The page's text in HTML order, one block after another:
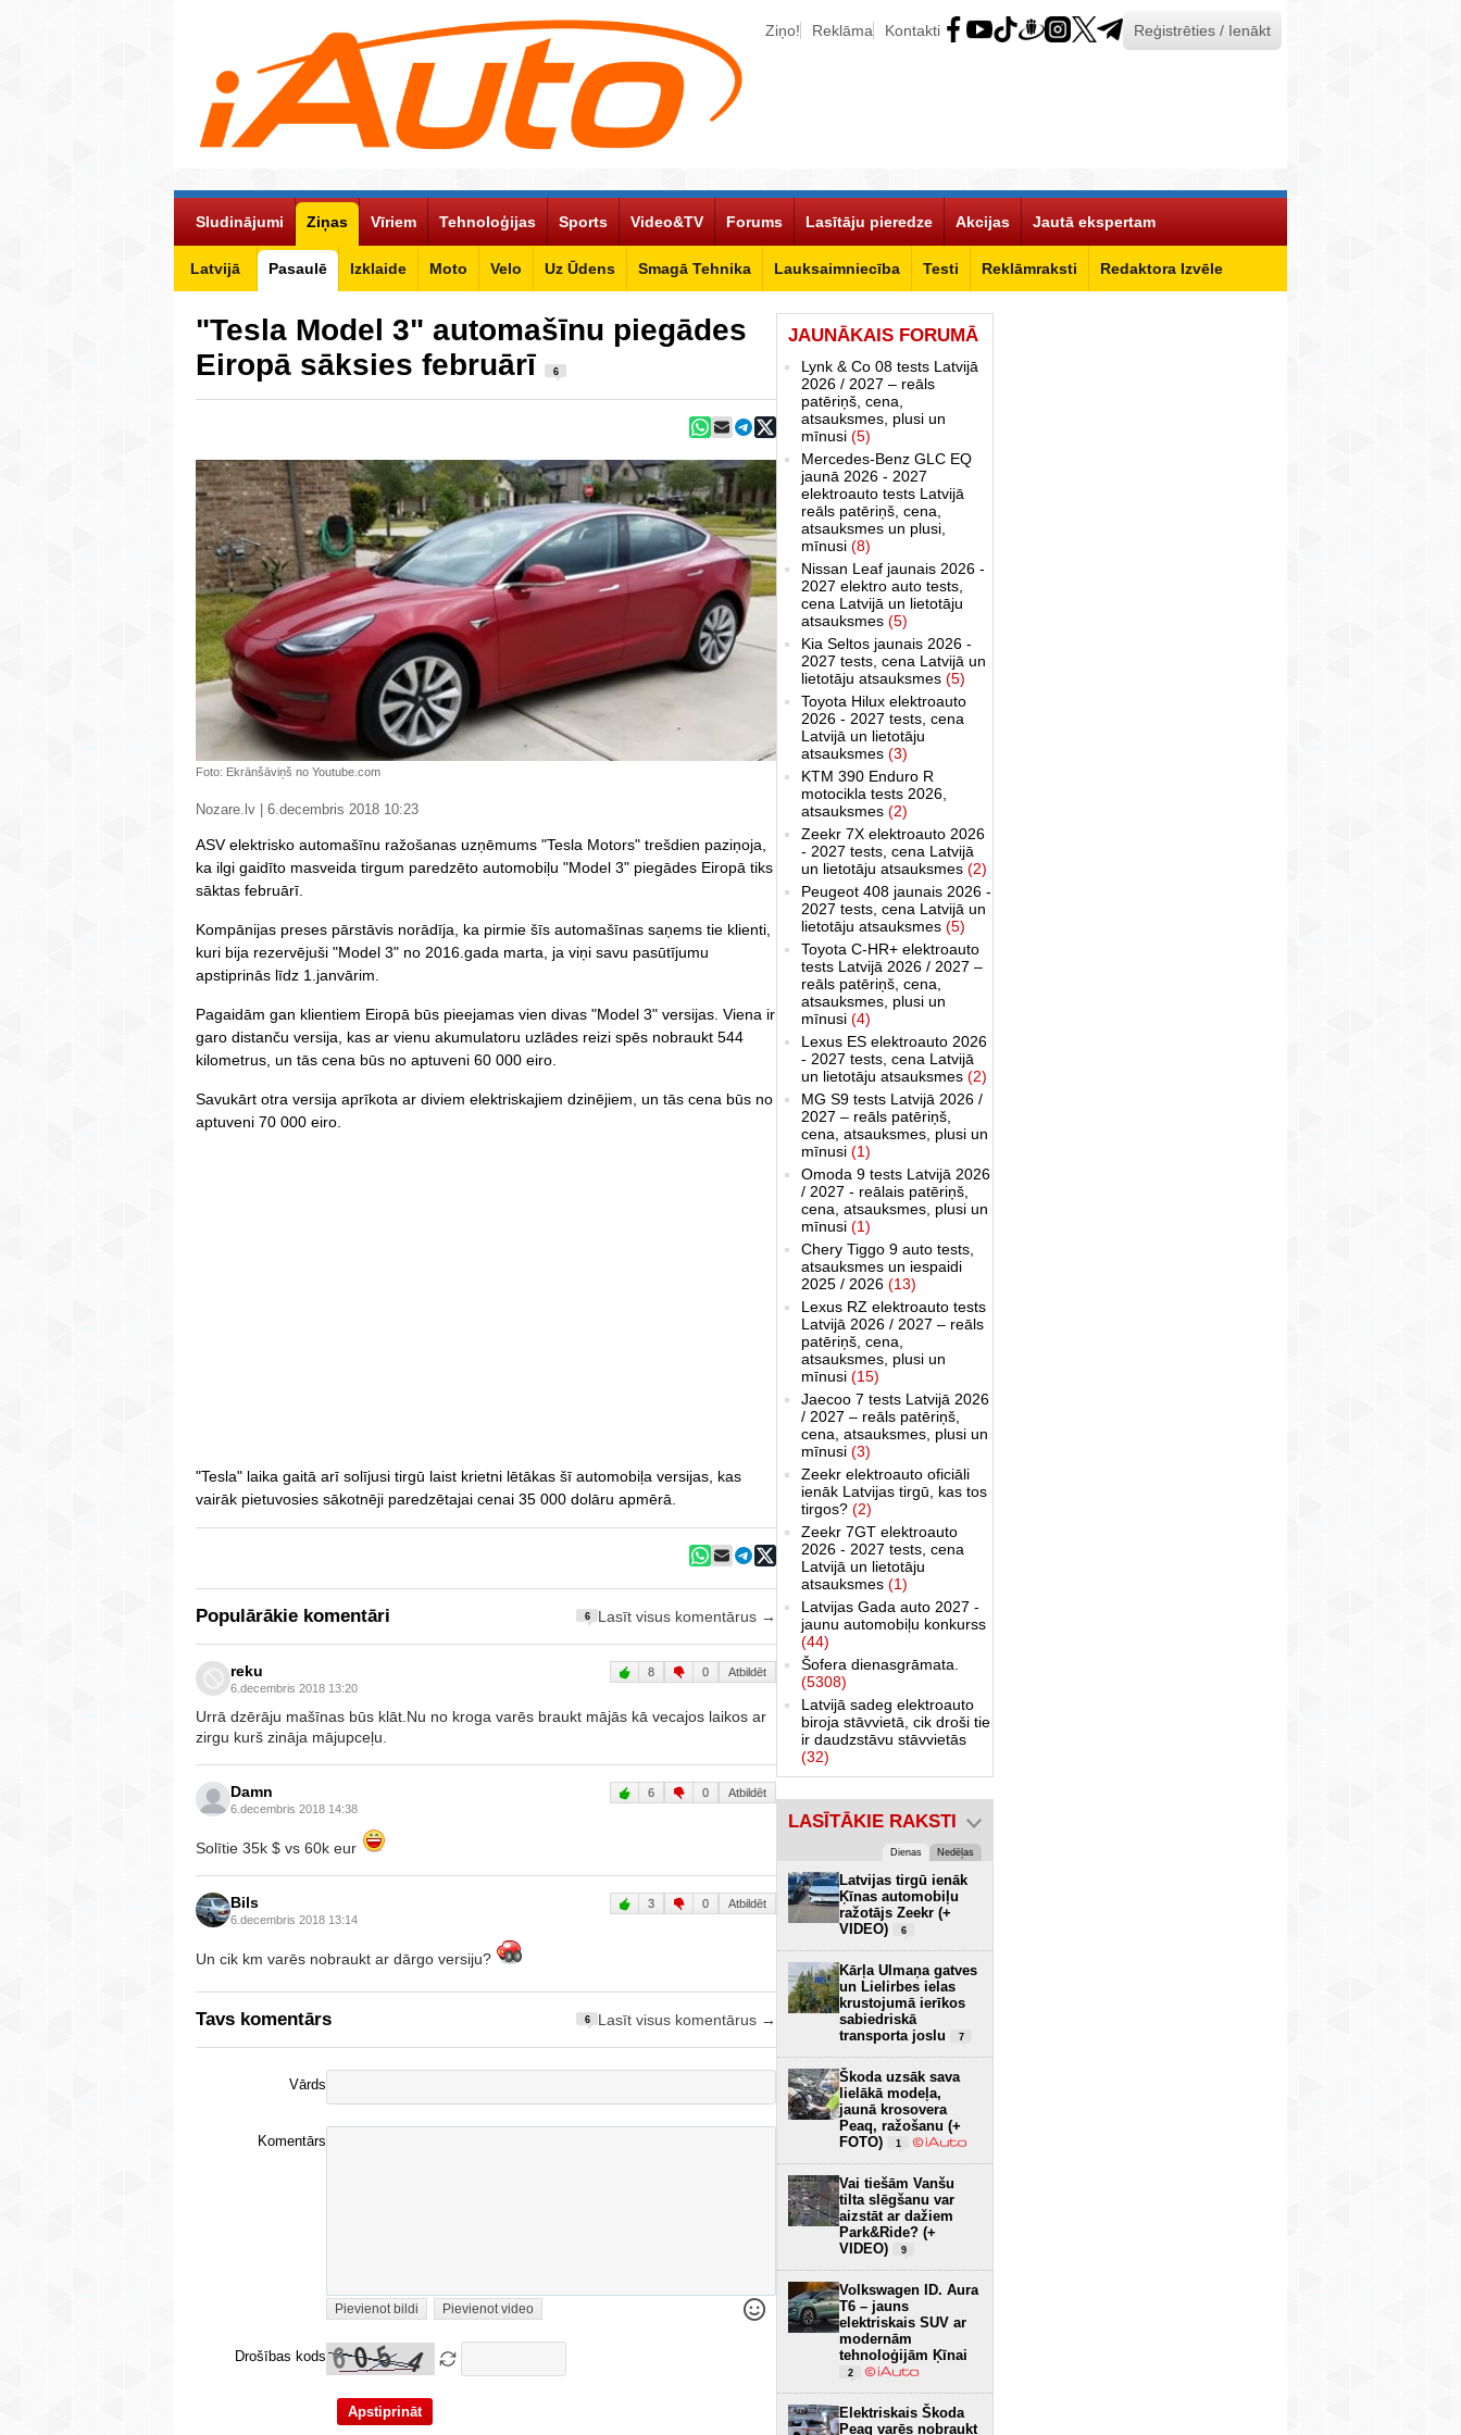
Ziņo! Reklāma Kontakti Reģistrēties / Ienākt
Sludinājumi Ziņas
Latvijā Pasaulē Izklaide Moto Velo Uz Ūdens Smagā Tehnika Lauksaimniecība Testi Reklāmraksti Redaktora Izvēle
Vīriem Tehnoloģijas Sports Video&TV Forums Lasītāju pieredze Akcijas Jautā ekspertam
"Tesla Model 3" automašīnu piegādes
Eiropā sāksies februārī
6
Foto: Ekrānšāviņš no Youtube.com
Nozare.lv | 6.decembris 2018 10:23
ASV elektrisko automašīnu ražošanas uzņēmums "Tesla Motors" trešdien paziņoja,
ka ilgi gaidīto masveida tirgum paredzēto automobiļu "Model 3" piegādes Eiropā tiks
sāktas februārī.
Kompānijas preses pārstāvis norādīja, ka pirmie šīs automašīnas saņems tie klienti,
kuri bija rezervējuši "Model 3" no 2016.gada marta, ja viņi savu pasūtījumu
apstiprinās līdz 1.janvārim.
Pagaidām gan klientiem Eiropā būs pieejamas vien divas "Model 3" versijas. Viena ir
garo distanču versija, kas ar vienu akumulatoru uzlādes reizi spēs nobraukt 544
kilometrus, un tās cena būs no aptuveni 60 000 eiro.
Savukārt otra versija aprīkota ar diviem elektriskajiem dzinējiem, un tās cena būs no
aptuveni 70 000 eiro.
"Tesla" laika gaitā arī solījusi tirgū laist krietni lētākas šī automobiļa versijas, kas
vairāk pietuvosies sākotnēji paredzētajai cenai 35 000 dolāru apmērā.
Populārākie komentāri 6 Lasīt visus komentārus →
reku
6.decembris 2018 13:20
8 0 Atbildēt
Urrā dzērāju mašīnas būs klāt.Nu no kroga varēs braukt mājās kā vecajos laikos ar
zirgu kurš zināja mājupceļu.
Damn
6.decembris 2018 14:38
6 0 Atbildēt
Solītie 35k $ vs 60k eur
Bils
6.decembris 2018 13:14
3 0 Atbildēt
Un cik km varēs nobraukt ar dārgo versiju?
Tavs komentārs 6 Lasīt visus komentārus →
Vārds
Komentārs
Pievienot bildi Pievienot video
Drošības kods
JAUNĀKAIS FORUMĀ
Lynk & Co 08 tests Latvijā
2026 / 2027 – reāls
patēriņš, cena,
atsauksmes, plusi un
mīnusi (5)
Mercedes-Benz GLC EQ
jaunā 2026 - 2027
elektroauto tests Latvijā
reāls patēriņš, cena,
atsauksmes un plusi,
mīnusi (8)
Nissan Leaf jaunais 2026 -
2027 elektro auto tests,
cena Latvijā un lietotāju
atsauksmes (5)
Kia Seltos jaunais 2026 -
2027 tests, cena Latvijā un
lietotāju atsauksmes (5)
Toyota Hilux elektroauto
2026 - 2027 tests, cena
Latvijā un lietotāju
atsauksmes (3)
KTM 390 Enduro R
motocikla tests 2026,
atsauksmes (2)
Zeekr 7X elektroauto 2026
- 2027 tests, cena Latvijā
un lietotāju atsauksmes (2)
Peugeot 408 jaunais 2026 -
2027 tests, cena Latvijā un
lietotāju atsauksmes (5)
Toyota C-HR+ elektroauto
tests Latvijā 2026 / 2027 –
reāls patēriņš, cena,
atsauksmes, plusi un
mīnusi (4)
Lexus ES elektroauto 2026
- 2027 tests, cena Latvijā
un lietotāju atsauksmes (2)
MG S9 tests Latvijā 2026 /
2027 – reāls patēriņš,
cena, atsauksmes, plusi un
mīnusi (1)
Omoda 9 tests Latvijā 2026
/ 2027 - reālais patēriņš,
cena, atsauksmes, plusi un
mīnusi (1)
Chery Tiggo 9 auto tests,
atsauksmes un iespaidi
2025 / 2026 (13)
Lexus RZ elektroauto tests
Latvijā 2026 / 2027 – reāls
patēriņš, cena,
atsauksmes, plusi un
mīnusi (15)
Jaecoo 7 tests Latvijā 2026
/ 2027 – reāls patēriņš,
cena, atsauksmes, plusi un
mīnusi (3)
Zeekr elektroauto oficiāli
ienāk Latvijas tirgū, kas tos
tirgos? (2)
Zeekr 7GT elektroauto
2026 - 2027 tests, cena
Latvijā un lietotāju
atsauksmes (1)
Latvijas Gada auto 2027 -
jaunu automobiļu konkurss
(44)
Šofera dienasgrāmata.
(5308)
Latvijā sadeg elektroauto
biroja stāvvietā, cik droši tie
ir daudzstāvu stāvvietās
(32)
LASĪTĀKIE RAKSTI
Dienas Nedēļas
Latvijas tirgū ienāk
Ķīnas automobiļu
ražotājs Zeekr (+
VIDEO)
6
Kārļa Ulmaņa gatves
un Lielirbes ielas
krustojumā ierīkos
sabiedriskā
transporta joslu
7
Škoda uzsāk sava
lielākā modeļa,
jaunā krosovera
Peaq, ražošanu (+
FOTO)
1
Vai tiešām Vanšu
tilta slēgšanu var
aizstāt ar dažiem
Park&Ride? (+
VIDEO)
9
Volkswagen ID. Aura
T6 – jauns
elektriskais SUV ar
modernām
tehnoloģijām Ķīnai
2
Elektriskais Škoda
Peaq varēs nobraukt